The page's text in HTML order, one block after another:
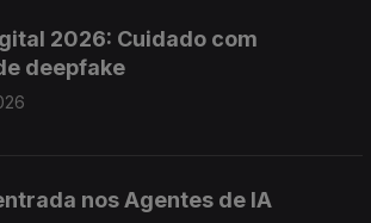
2026: Cuidado com
deepfake
nos Agentes de IA